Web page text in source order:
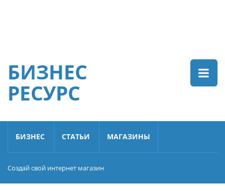
БИЗНЕС
РЕСУРС
БИЗНЕС СТАТЬИ МАГАЗИНЫ
Создай свой интернет магазин